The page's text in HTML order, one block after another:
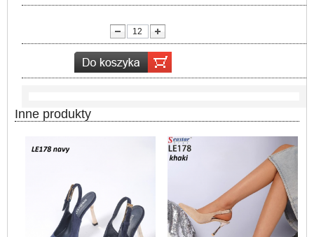
Inne produkty